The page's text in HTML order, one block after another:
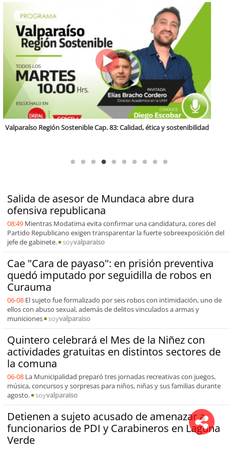
Región Sostenible Cap 60: Economía circular y desarrollo regional
Salida de asesor de Mundaca abre dura
ofensiva republicana
08:49 Mientras Modatima evita confirmar una candidatura, cores del
Partido Republicano exigen transparentar la fuerte sobreexposición del
jefe de gabinete.
soyvalparaiso
Cae "Cara de payaso": en prisión preventiva
quedó imputado por seguidilla de robos en
Curauma
06-08 El sujeto fue formalizado por seis robos con intimidación, uno de
ellos con abuso sexual, además de delitos vinculados a armas y
municiones
soyvalparaiso
Quintero celebrará el Mes de la Niñez con
actividades gratuitas en distintos sectores de
la comuna
06-08 La Municipalidad preparó tres jornadas recreativas con juegos,
música, concursos y sorpresas para niños, niñas y sus familias durante
agosto.
soyvalparaiso
Detienen a sujeto acusado de amenazar a
funcionarios de PDI y Carabineros en Laguna
Verde